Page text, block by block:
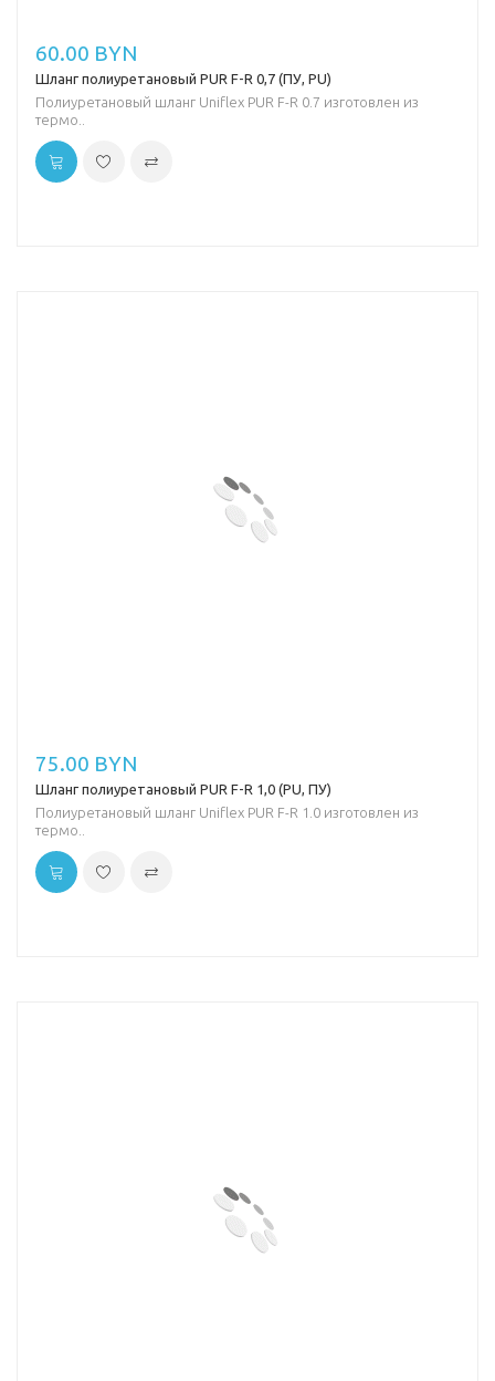
60.00 BYN
Шланг полиуретановый PUR F-R 0,7 (ПУ, PU)
Полиуретановый шланг Uniflex PUR F-R 0.7 изготовлен из
термо..
75.00 BYN
Шланг полиуретановый PUR F-R 1,0 (PU, ПУ)
Полиуретановый шланг Uniflex PUR F-R 1.0 изготовлен из
термо..